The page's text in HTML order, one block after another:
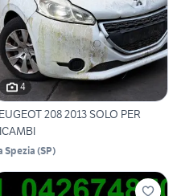
4
208 2013 SOLO PER
Spezia (SP)